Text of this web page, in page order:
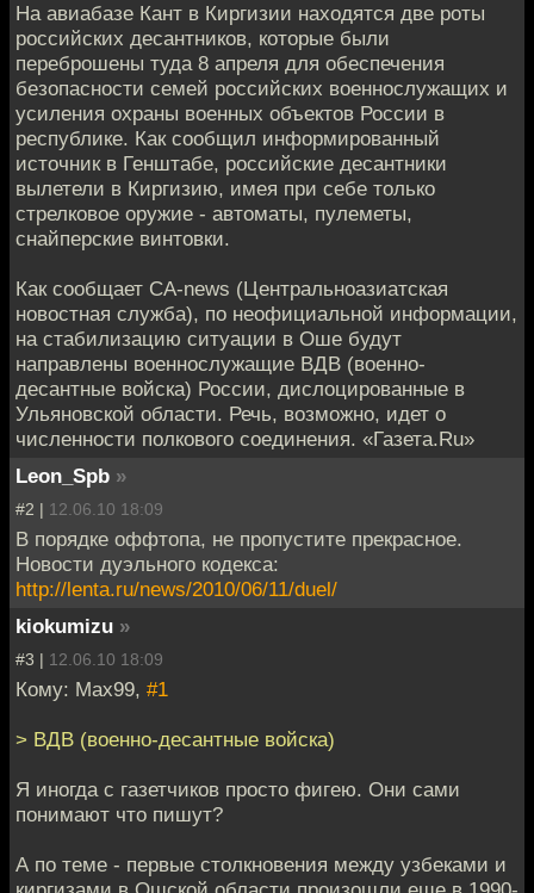
На авиабазе Кант в Киргизии находятся две роты
российских десантников, которые были
переброшены туда 8 апреля для обеспечения
безопасности семей российских военнослужащих и
усиления охраны военных объектов России в
республике. Как сообщил информированный
источник в Генштабе, российские десантники
вылетели в Киргизию, имея при себе только
стрелковое оружие - автоматы, пулеметы,
снайперские винтовки.
Как сообщает CA-news (Центральноазиатская
новостная служба), по неофициальной информации,
на стабилизацию ситуации в Оше будут
направлены военнослужащие ВДВ (военно-
десантные войска) России, дислоцированные в
Ульяновской области. Речь, возможно, идет о
численности полкового соединения. «Газета.Ru»
Leon_Spb »
#2 | 12.06.10 18:09
В порядке оффтопа, не пропустите прекрасное.
Новости дуэльного кодекса:
http://lenta.ru/news/2010/06/11/duel/
kiokumizu »
#3 | 12.06.10 18:09
Кому: Max99, #1
> ВДВ (военно-десантные войска)
Я иногда с газетчиков просто фигею. Они сами
понимают что пишут?
А по теме - первые столкновения между узбеками и